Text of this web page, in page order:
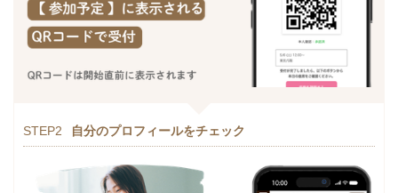
STEP2 自分のプロフィールをチェック